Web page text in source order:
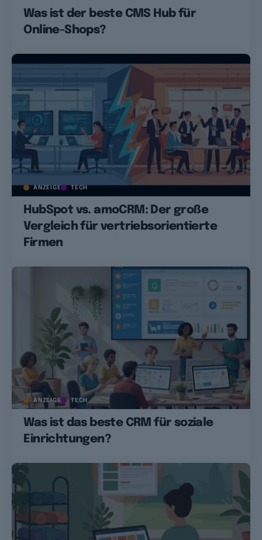
Was ist der beste CMS Hub für
Online-Shops?
ANZEIGE TECH
HubSpot vs. amoCRM: Der große
Vergleich für vertriebsorientierte
Firmen
ANZEIGE TECH
Was ist das beste CRM für soziale
Einrichtungen?